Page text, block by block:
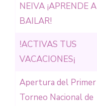
NEIVA ¡APRENDE A
BAILAR!
!ACTIVAS TUS
VACACIONES¡
Apertura del Primer
Torneo Nacional de